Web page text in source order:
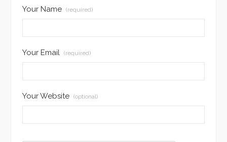
Your Name (required)
Your Email (required)
Your Website (optional)